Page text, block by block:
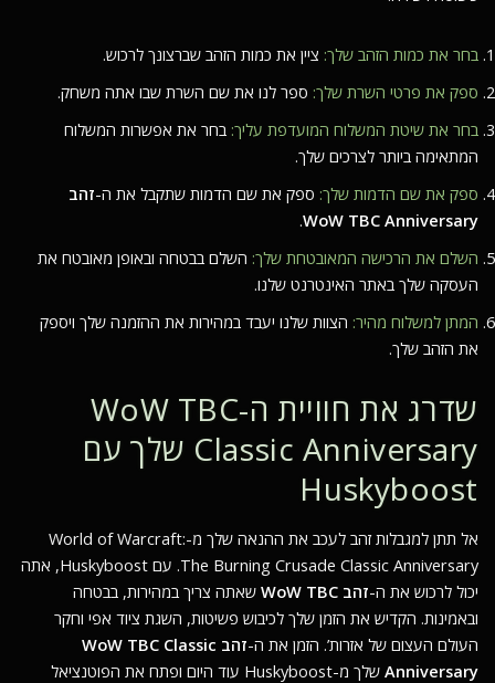
בחר את כמות הזהב שלך: ציין את כמות הזהב שברצונך לרכוש.
ספק את פרטי השרת שלך: ספר לנו את שם השרת שבו אתה משחק.
בחר את שיטת המשלוח המועדפת עליך: בחר את אפשרות המשלוח
המתאימה ביותר לצרכים שלך.
ספק את שם הדמות שלך: ספק את שם הדמות שתקבל את ה-זהב
WoW TBC Anniversary
.
השלם את הרכישה המאובטחת שלך: השלם בבטחה ובאופן מאובטח את
העסקה שלך באתר האינטרנט שלנו.
המתן למשלוח מהיר: הצוות שלנו יעבד במהירות את ההזמנה שלך ויספק
את הזהב שלך.
שדרג את חוויית ה-WoW TBC
Classic Anniversary שלך עם
Huskyboost
אל תתן למגבלות זהב לעכב את ההנאה שלך מ-World of Warcraft:
The Burning Crusade Classic Anniversary
. עם Huskyboost, אתה
יכול לרכוש את ה-זהב WoW TBC
שאתה צריך במהירות, בבטחה
ובאמינות. הקדיש את הזמן שלך לכיבוש פשיטות, השגת ציוד אפי וחקר
העולם העצום של אזרות’. הזמן את ה-
זהב WoW TBC Classic
Anniversary
שלך מ-Huskyboost עוד היום ופתח את הפוטנציאל